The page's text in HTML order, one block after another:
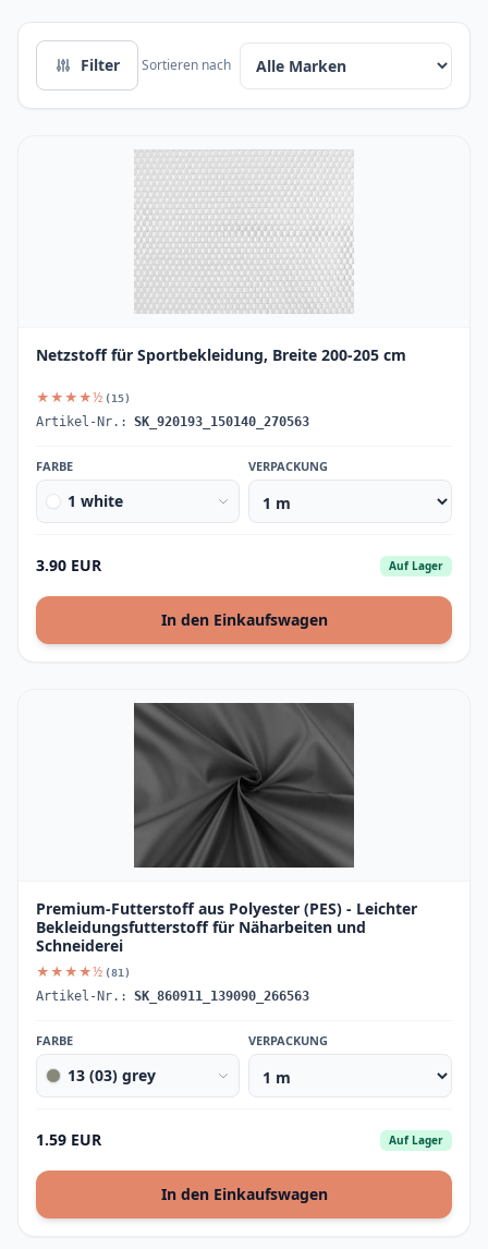
Filter Sortieren nach
Netzstoff für Sportbekleidung, Breite 200-205 cm
★★★★½ (15)
Artikel-Nr.: SK_920193_150140_270563
FARBE
1 white
VERPACKUNG
3.90 EUR Auf Lager
In den Einkaufswagen
Premium-Futterstoff aus Polyester (PES) - Leichter
Bekleidungsfutterstoff für Näharbeiten und
Schneiderei
★★★★½ (81)
Artikel-Nr.: SK_860911_139090_266563
FARBE
13 (03) grey
VERPACKUNG
1.59 EUR Auf Lager
In den Einkaufswagen